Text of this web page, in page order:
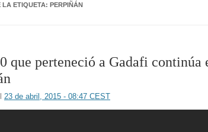
LA ETIQUETA: PERPIÑÁN
que perteneció a Gadafi continúa
23 de abril, 2015 - 08:47 CEST